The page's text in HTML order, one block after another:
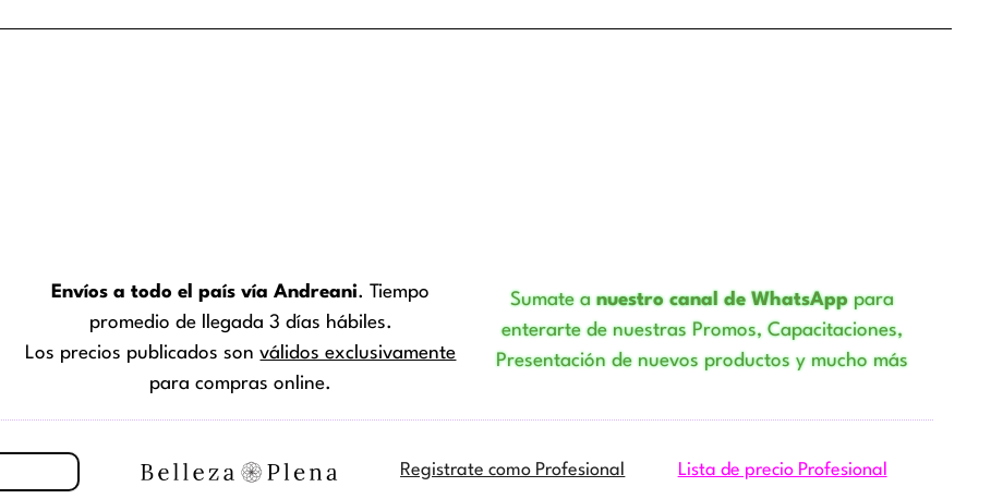
Envíos a todo el país vía Andreani. Tiempo
promedio de llegada 3 días hábiles.
Los precios publicados sonválidos exclusivamente
para compras online.
Sumate anuestro canal de WhatsApppara
enterarte de nuestras Promos, Capacitaciones,
Presentación de nuevos productos y mucho más
Registrate como Profesional Lista de precio Profesional